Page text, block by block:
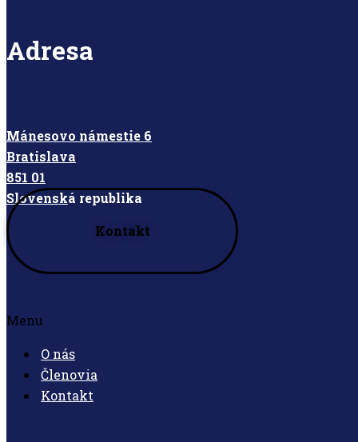
Adresa
Mánesovo námestie 6
Bratislava
851 01
Slovenská republika
Kontakt
Menu
O nás
Členovia
Kontakt